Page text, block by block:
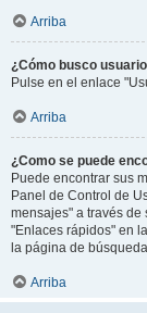
Arriba
¿Cómo busco
Pulse en el enlace
Arriba
¿Como se puede
Puede encontrar sus
Panel de Control de
mensajes" a través
"Enlaces rápidos" en
la página de
Arriba